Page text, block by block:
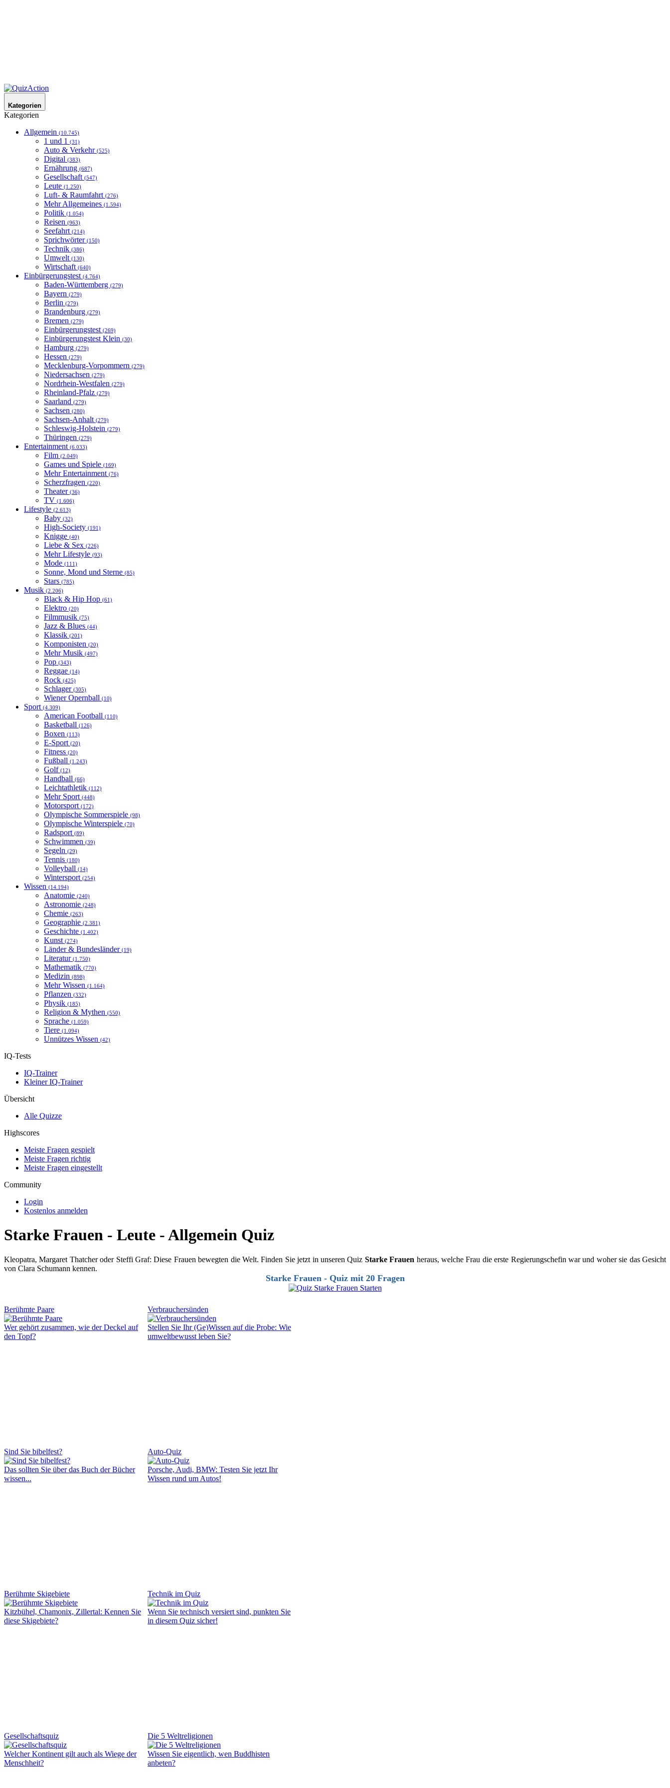
Kategorien
Kategorien
Allgemein (10.745)
1 und 1 (31)
Auto & Verkehr (525)
Digital (383)
Ernährung (687)
Gesellschaft (547)
Leute (1.250)
Luft- & Raumfahrt (276)
Mehr Allgemeines (1.594)
Politik (1.054)
Reisen (963)
Seefahrt (214)
Sprichwörter (150)
Technik (386)
Umwelt (130)
Wirtschaft (640)
Einbürgerungstest (4.764)
Baden-Württemberg (279)
Bayern (279)
Berlin (279)
Brandenburg (279)
Bremen (279)
Einbürgerungstest (269)
Einbürgerungstest Klein (30)
Hamburg (279)
Hessen (279)
Mecklenburg-Vorpommern (279)
Niedersachsen (279)
Nordrhein-Westfalen (279)
Rheinland-Pfalz (279)
Saarland (279)
Sachsen (280)
Sachsen-Anhalt (279)
Schleswig-Holstein (279)
Thüringen (279)
Entertainment (6.033)
Film (2.049)
Games und Spiele (169)
Mehr Entertainment (76)
Scherzfragen (220)
Theater (36)
TV (1.606)
Lifestyle (2.613)
Baby (32)
High-Society (191)
Knigge (40)
Liebe & Sex (226)
Mehr Lifestyle (93)
Mode (111)
Sonne, Mond und Sterne (85)
Stars (785)
Musik (2.206)
Black & Hip Hop (61)
Elektro (20)
Filmmusik (75)
Jazz & Blues (44)
Klassik (201)
Komponisten (20)
Mehr Musik (497)
Pop (343)
Reggae (14)
Rock (425)
Schlager (305)
Wiener Opernball (10)
Sport (4.309)
American Football (110)
Basketball (126)
Boxen (113)
E-Sport (20)
Fitness (20)
Fußball (1.243)
Golf (12)
Handball (66)
Leichtathletik (112)
Mehr Sport (448)
Motorsport (172)
Olympische Sommerspiele (98)
Olympische Winterspiele (70)
Radsport (89)
Schwimmen (39)
Segeln (29)
Tennis (180)
Volleyball (14)
Wintersport (254)
Wissen (14.194)
Anatomie (240)
Astronomie (248)
Chemie (263)
Geographie (2.381)
Geschichte (1.402)
Kunst (274)
Länder & Bundesländer (19)
Literatur (1.750)
Mathematik (770)
Medizin (898)
Mehr Wissen (1.164)
Pflanzen (332)
Physik (185)
Religion & Mythen (550)
Sprache (1.059)
Tiere (1.094)
Unnützes Wissen (42)
IQ-Tests
IQ-Trainer
Kleiner IQ-Trainer
Übersicht
Alle Quizze
Highscores
Meiste Fragen gespielt
Meiste Fragen richtig
Meiste Fragen eingestellt
Community
Login
Kostenlos anmelden
Starke Frauen - Leute - Allgemein Quiz
Kleopatra, Margaret Thatcher oder Steffi Graf: Diese Frauen bewegten die Welt. Finden Sie jetzt in unseren Quiz Starke Frauen heraus, welche Frau die erste Regierungschefin war und woher sie das Gesicht
von Clara Schumann kennen.
Starke Frauen - Quiz mit 20 Fragen
Berühmte Paare
Wer gehört zusammen, wie der Deckel auf
den Topf?
Verbrauchersünden
Stellen Sie Ihr (Ge)Wissen auf die Probe: Wie
umweltbewusst leben Sie?
Sind Sie bibelfest?
Das sollten Sie über das Buch der Bücher
wissen...
Auto-Quiz
Porsche, Audi, BMW: Testen Sie jetzt Ihr
Wissen rund um Autos!
Berühmte Skigebiete
Kitzbühel, Chamonix, Zillertal: Kennen Sie
diese Skigebiete?
Technik im Quiz
Wenn Sie technisch versiert sind, punkten Sie
in diesem Quiz sicher!
Gesellschaftsquiz
Welcher Kontinent gilt auch als Wiege der
Menschheit?
Die 5 Weltreligionen
Wissen Sie eigentlich, wen Buddhisten
anbeten?